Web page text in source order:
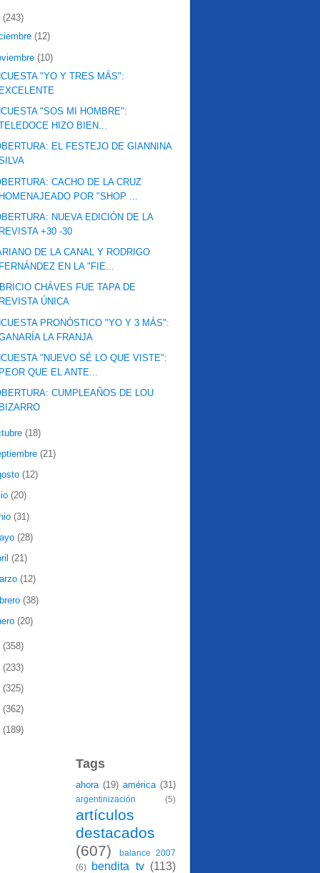
(243)
(12)
(10)
"YO Y TRES MÁS":
"SOS MI HOMBRE":
HIZO BIEN...
EL FESTEJO DE GIANNINA
CACHO DE LA CRUZ
POR "SHOP ...
NUEVA EDICIÓN DE LA
+30 -30
DE LA CANAL Y RODRIGO
EN LA "FIE...
CHÁVES FUE TAPA DE
ÚNICA
PRONÓSTICO "YO Y 3 MÁS":
LA FRANJA
"NUEVO SÉ LO QUE VISTE":
QUE EL ANTE...
CUMPLEAÑOS DE LOU
(18)
(21)
(12)
(20)
(31)
(28)
(21)
(12)
(38)
(20)
(358)
(233)
(325)
(362)
(189)
Tags
ahora (19) américa (31)
argentinización (5)
artículos
destacados
(607)
balance 2007
(6)
bendita tv (113)